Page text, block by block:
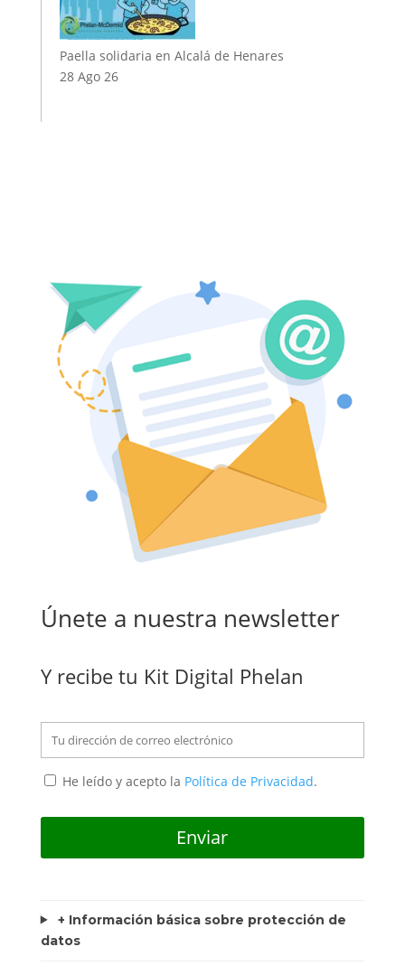
Paella solidaria en Alcalá de Henares
28 Ago 26
Únete a nuestra newsletter
Y recibe tu Kit Digital Phelan
He leído y acepto la Política de Privacidad.
+ Información básica sobre protección de
datos